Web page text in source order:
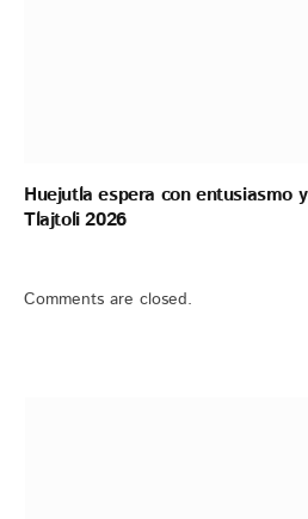
Huejutla espera con entusiasmo
Tlajtoli 2026
Comments are closed.